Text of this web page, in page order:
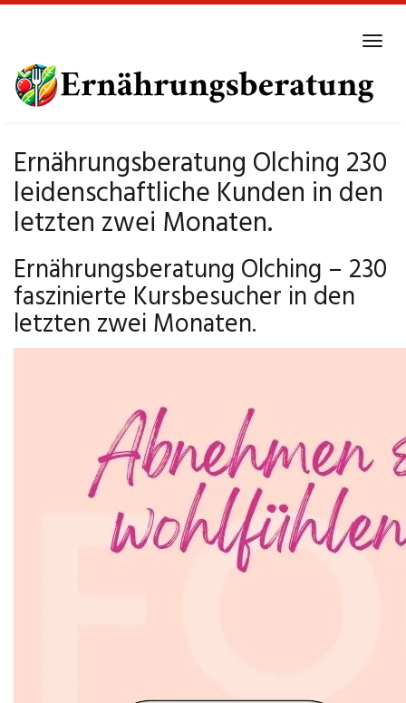
main
content
Ernährungsberatung Olching 230
leidenschaftliche Kunden in den
letzten zwei Monaten.
Ernährungsberatung Olching – 230
faszinierte Kursbesucher in den
letzten zwei Monaten.